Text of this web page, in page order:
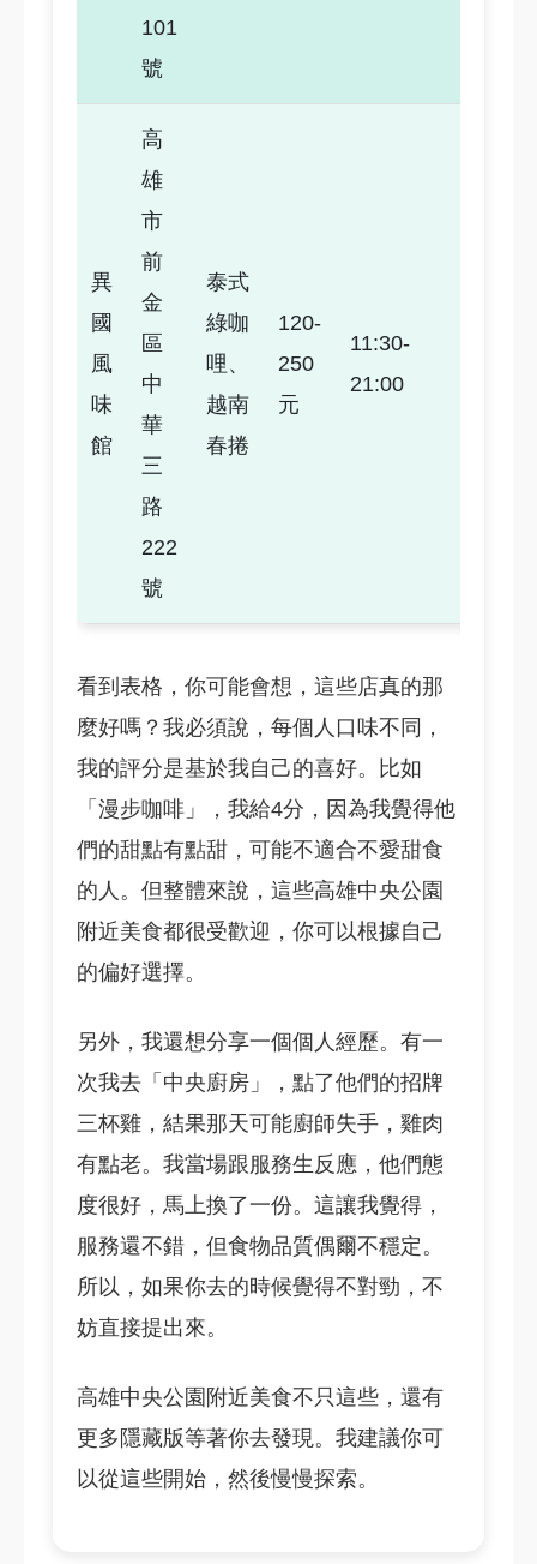
101
號
異
國
風
味
館
高
雄
市
前
金
區
中
華
三
路
222
號
泰式
綠咖
哩、
越南
春捲
120-
250
元
11:30-
21:00
看到表格，你可能會想，這些店真的那
麼好嗎？我必須說，每個人口味不同，
我的評分是基於我自己的喜好。比如
「漫步咖啡」，我給4分，因為我覺得他
們的甜點有點甜，可能不適合不愛甜食
的人。但整體來說，這些高雄中央公園
附近美食都很受歡迎，你可以根據自己
的偏好選擇。
另外，我還想分享一個個人經歷。有一
次我去「中央廚房」，點了他們的招牌
三杯雞，結果那天可能廚師失手，雞肉
有點老。我當場跟服務生反應，他們態
度很好，馬上換了一份。這讓我覺得，
服務還不錯，但食物品質偶爾不穩定。
所以，如果你去的時候覺得不對勁，不
妨直接提出來。
高雄中央公園附近美食不只這些，還有
更多隱藏版等著你去發現。我建議你可
以從這些開始，然後慢慢探索。